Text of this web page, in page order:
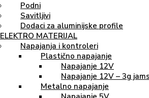
Podni
Savitljivi
Dodaci za aluminijske profile
ELEKTRO MATERIJAL
Napajanja i kontroleri
Plastično napajanje
Napajanje 12V
Napajanje 12V – 3g
Metalno napajanje